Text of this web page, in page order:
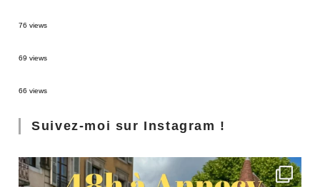
76 views
69 views
66 views
Suivez-moi sur Instagram !